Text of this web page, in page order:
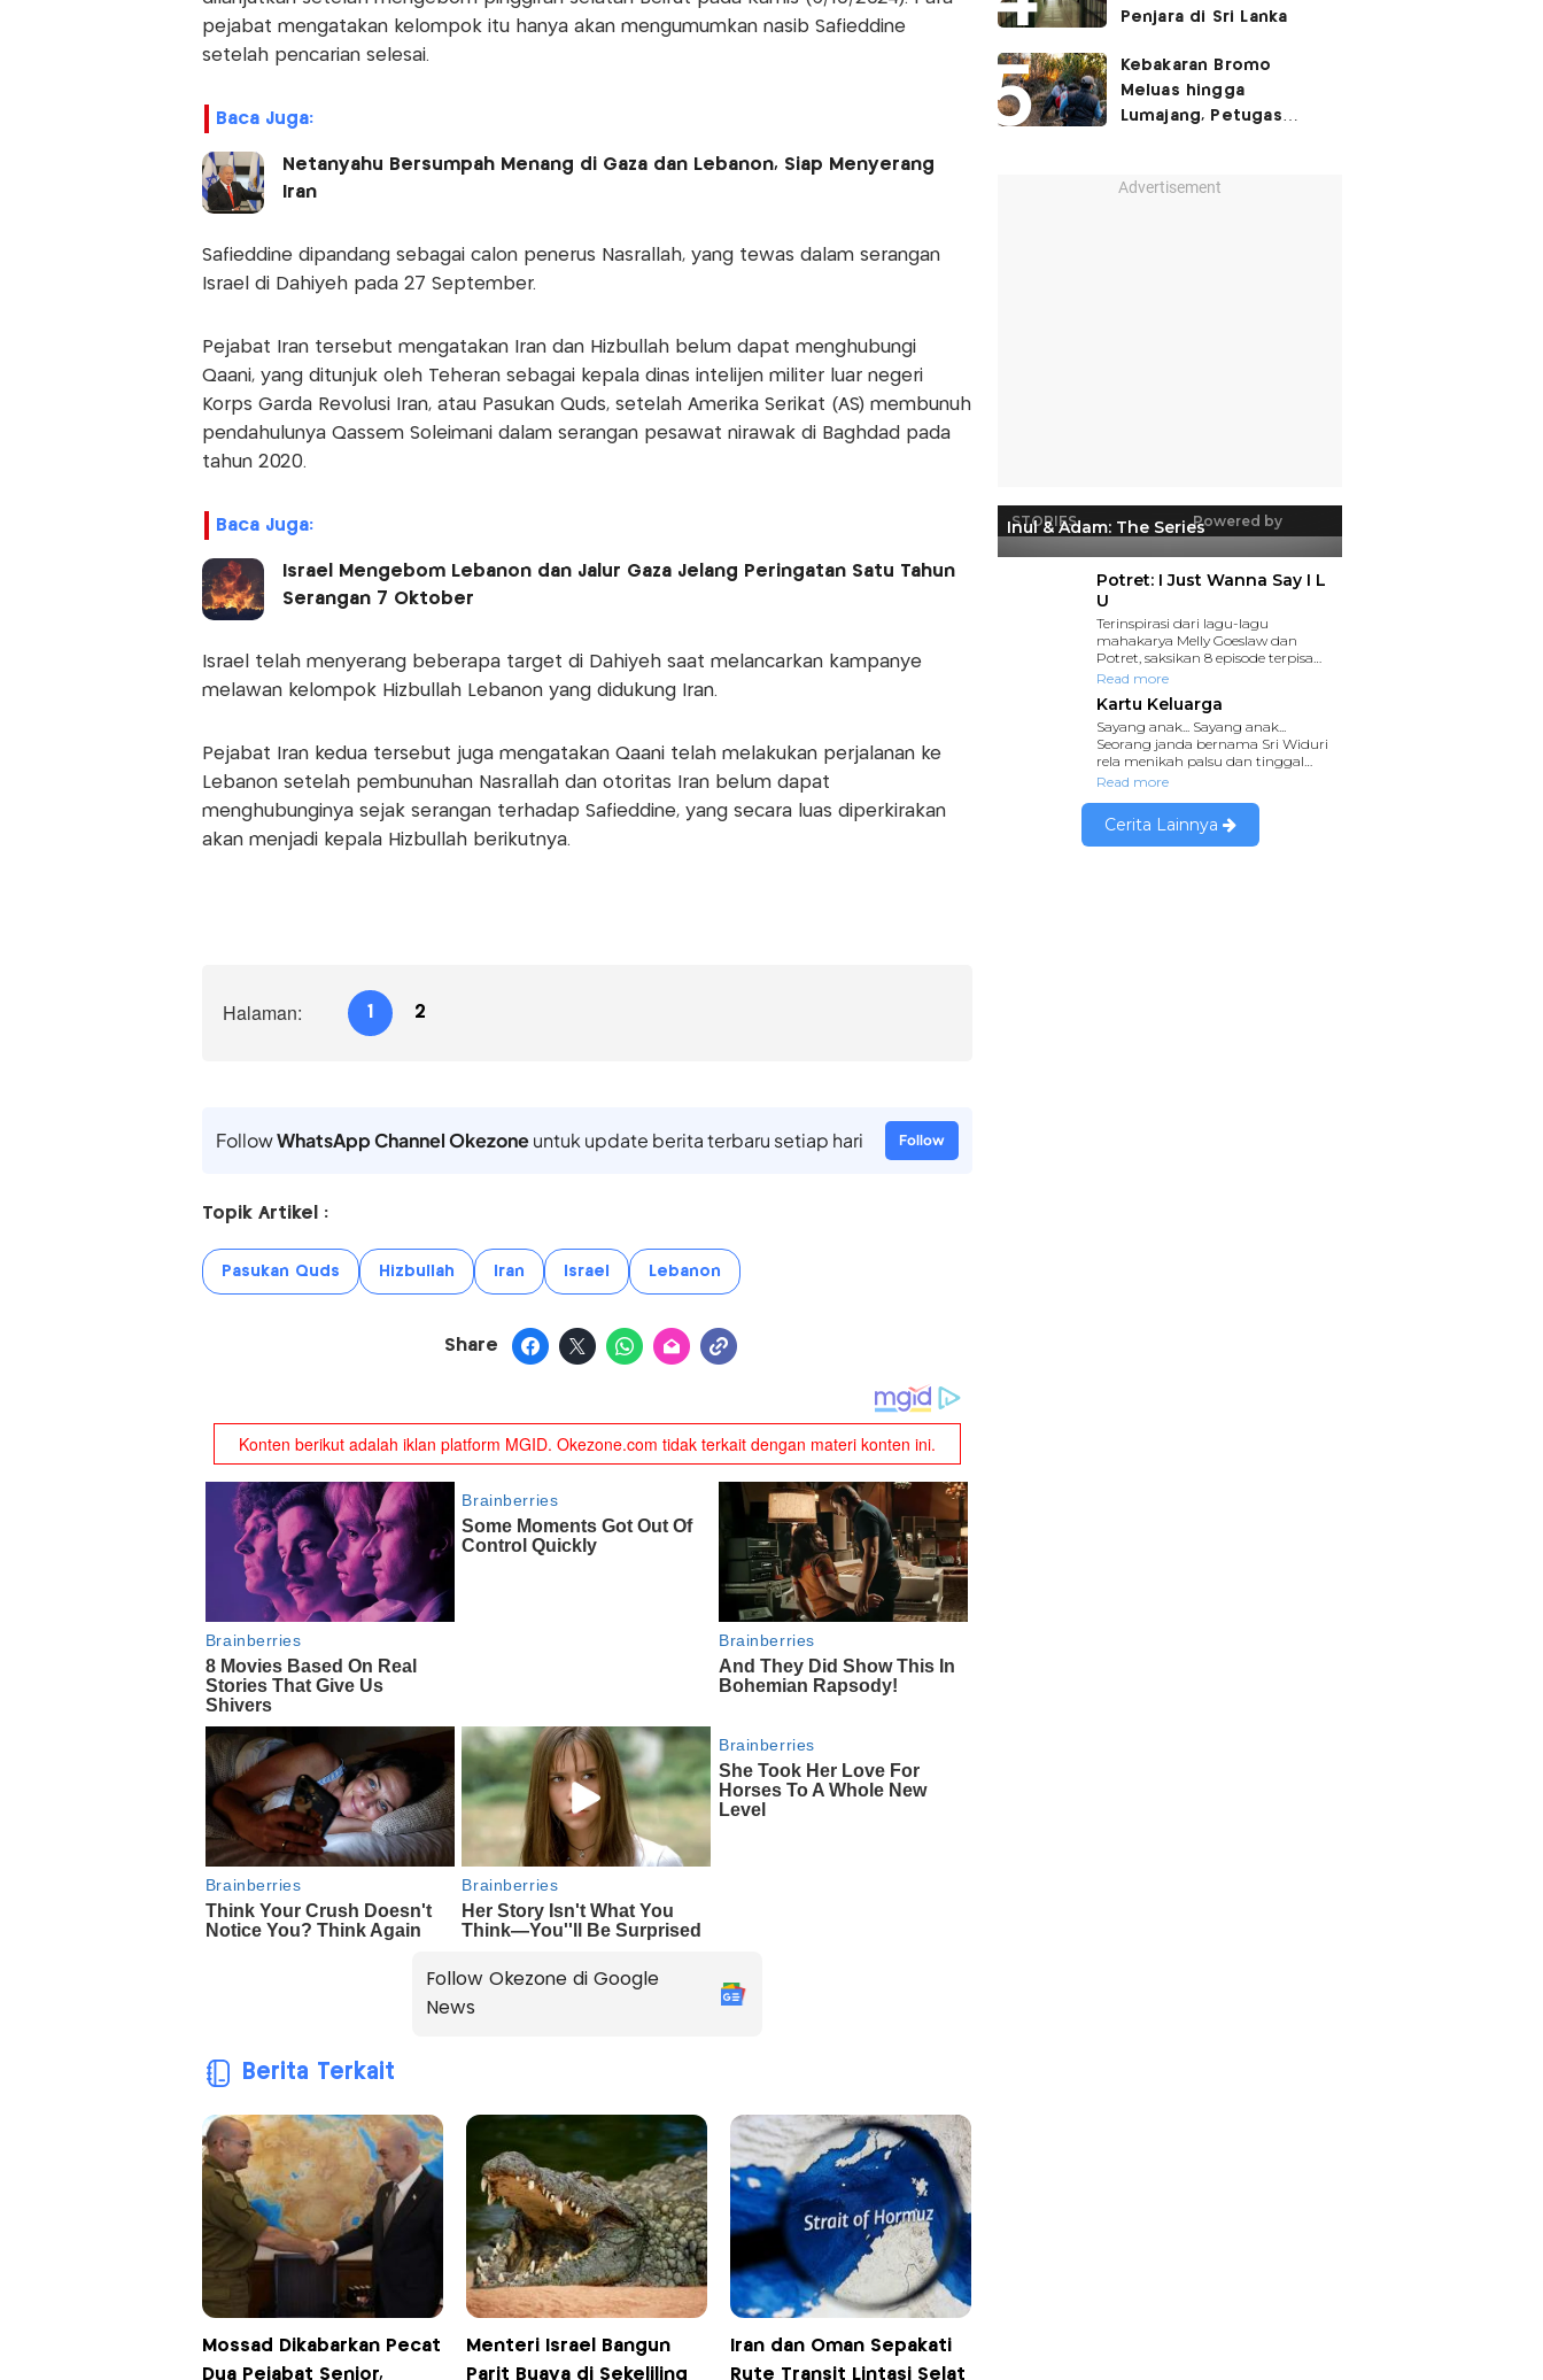
pejabat mengatakan kelompok itu hanya akan mengumumkan nasib Safieddine
setelah pencarian selesai.
Baca Juga:
Netanyahu Bersumpah Menang di Gaza dan Lebanon, Siap Menyerang
Iran
Safieddine dipandang sebagai calon penerus Nasrallah, yang tewas dalam serangan
Israel di Dahiyeh pada 27 September.
Pejabat Iran tersebut mengatakan Iran dan Hizbullah belum dapat menghubungi
Qaani, yang ditunjuk oleh Teheran sebagai kepala dinas intelijen militer luar negeri
Korps Garda Revolusi Iran, atau Pasukan Quds, setelah Amerika Serikat (AS) membunuh
pendahulunya Qassem Soleimani dalam serangan pesawat nirawak di Baghdad pada
tahun 2020.
Baca Juga:
Israel Mengebom Lebanon dan Jalur Gaza Jelang Peringatan Satu Tahun
Serangan 7 Oktober
Israel telah menyerang beberapa target di Dahiyeh saat melancarkan kampanye
melawan kelompok Hizbullah Lebanon yang didukung Iran.
Pejabat Iran kedua tersebut juga mengatakan Qaani telah melakukan perjalanan ke
Lebanon setelah pembunuhan Nasrallah dan otoritas Iran belum dapat
menghubunginya sejak serangan terhadap Safieddine, yang secara luas diperkirakan
akan menjadi kepala Hizbullah berikutnya.
Halaman: 1 2
FollowWhatsApp Channel Okezoneuntuk update berita terbaru setiap hari Follow
Topik Artikel :
Pasukan Quds Hizbullah Iran Israel Lebanon
Share
Follow Okezone di Google
News
Berita Terkait
Mossad Dikabarkan Pecat
Dua Pejabat Senior,
Menteri Israel Bangun
Parit Buaya di Sekeliling
Iran dan Oman Sepakati
Rute Transit Lintasi Selat
Penjara di Sri Lanka
Kebakaran Bromo
Meluas hingga
Lumajang, Petugas
Advertisement